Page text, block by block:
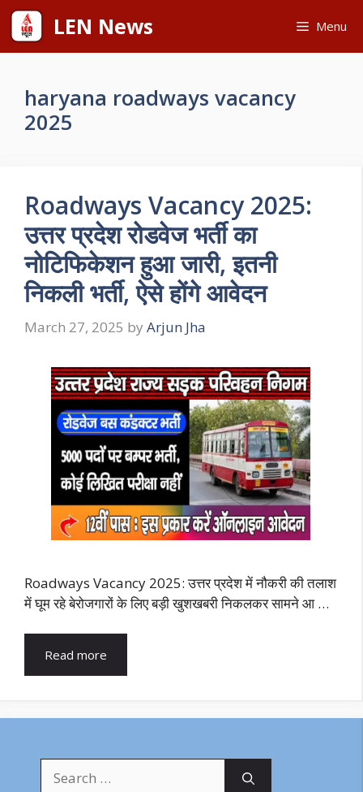
Skip
content
LEN News Menu
haryana roadways vacancy
2025
Roadways Vacancy 2025:
उत्तर प्रदेश रोडवेज भर्ती का
नोटिफिकेशन हुआ जारी, इतनी
निकली भर्ती, ऐसे होंगे आवेदन
March 27, 2025 by Arjun Jha
Roadways Vacancy 2025: उत्तर प्रदेश में नौकरी की तलाश
में घूम रहे बेरोजगारों के लिए बड़ी खुशखबरी निकलकर सामने आ …
Read more